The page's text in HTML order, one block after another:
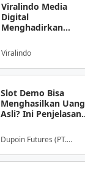
Viralindo Media
Digital
Menghadirkan
Dunia Media Digital
Indonesia
Viralindo
Slot Demo Bisa
Menghasilkan Uang
Asli? Ini Penjelasan
Dupoin Futures (PT.